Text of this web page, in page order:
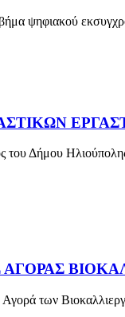
ψηφιακού
του Δήμου
ΑΓΟΡΑΣ
των